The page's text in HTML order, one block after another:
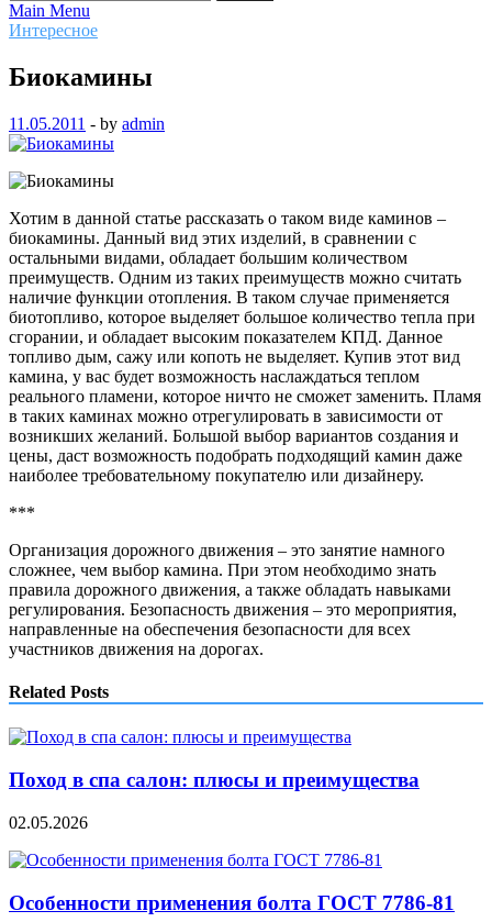
Main Menu
Интересное
Биокамины
11.05.2011 - by admin
Хотим в данной статье рассказать о таком виде каминов –
биокамины. Данный вид этих изделий, в сравнении с
остальными видами, обладает большим количеством
преимуществ. Одним из таких преимуществ можно считать
наличие функции отопления. В таком случае применяется
биотопливо, которое выделяет большое количество тепла при
сгорании, и обладает высоким показателем КПД. Данное
топливо дым, сажу или копоть не выделяет. Купив этот вид
камина, у вас будет возможность наслаждаться теплом
реального пламени, которое ничто не сможет заменить. Пламя
в таких каминах можно отрегулировать в зависимости от
возникших желаний. Большой выбор вариантов создания и
цены, даст возможность подобрать подходящий камин даже
наиболее требовательному покупателю или дизайнеру.
***
Организация дорожного движения – это занятие намного
сложнее, чем выбор камина. При этом необходимо знать
правила дорожного движения, а также обладать навыками
регулирования. Безопасность движения – это мероприятия,
направленные на обеспечения безопасности для всех
участников движения на дорогах.
Related Posts
Поход в спа салон: плюсы и преимущества
02.05.2026
Особенности применения болта ГОСТ 7786-81